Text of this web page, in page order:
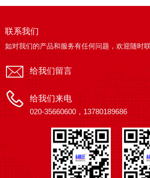
联系我们
如对我们的产品和服务有任何问题，欢迎随时联
给我们留言
给我们来电
020-35660600，13780189686